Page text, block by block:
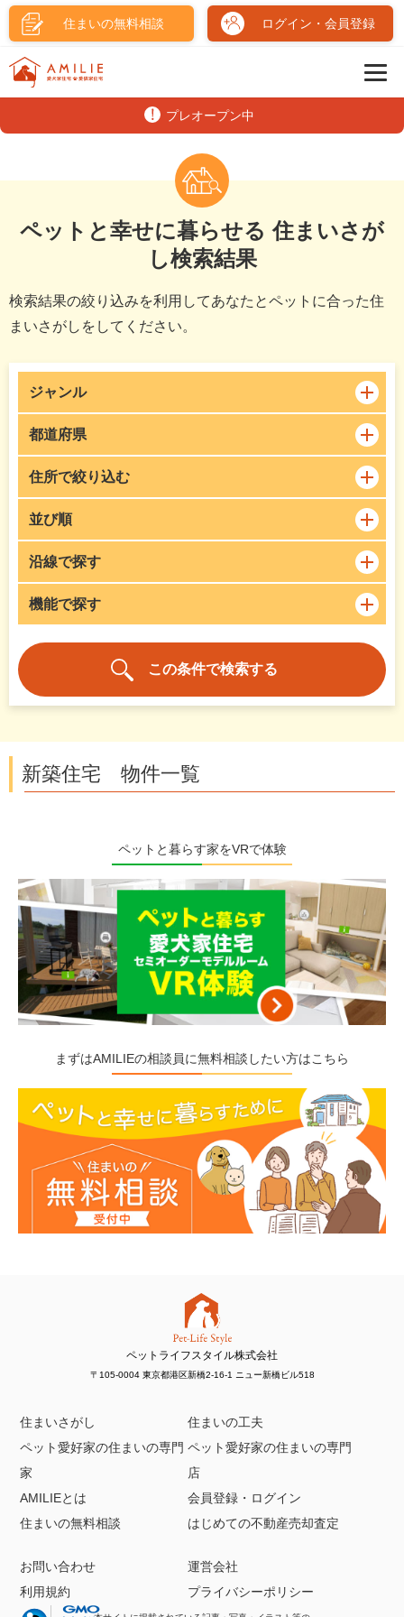
住まいの無料相談 ログイン・会員登録
プレオープン中
ペットと幸せに暮らせる 住まいさが
し検索結果
検索結果の絞り込みを利用してあなたとペットに合った住
まいさがしをしてください。
ジャンル
都道府県
住所で絞り込む
並び順
沿線で探す
機能で探す
新築住宅 物件一覧
ペットと暮らす家をVRで体験
まずはAMILIEの相談員に無料相談したい方はこちら
ペットライフスタイル株式会社
〒105-0004 東京都港区新橋2-16-1 ニュー新橋ビル518
住まいさがし
住まいの工夫
ペット愛好家の住まいの専門
家
ペット愛好家の住まいの専門
店
AMILIEとは
会員登録・ログイン
住まいの無料相談
はじめての不動産売却査定
お問い合わせ
運営会社
利用規約
プライバシーポリシー